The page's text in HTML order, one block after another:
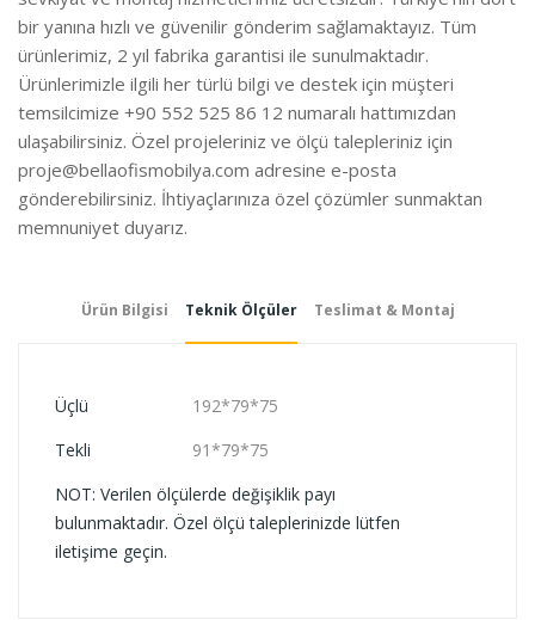
bir yanına hızlı ve güvenilir gönderim sağlamaktayız. Tüm
ürünlerimiz, 2 yıl fabrika garantisi ile sunulmaktadır.
Ürünlerimizle ilgili her türlü bilgi ve destek için müşteri
temsilcimize +90 552 525 86 12 numaralı hattımızdan
ulaşabilirsiniz. Özel projeleriniz ve ölçü talepleriniz için
proje@bellaofismobilya.com adresine e-posta
gönderebilirsiniz. İhtiyaçlarınıza özel çözümler sunmaktan
memnuniyet duyarız.
Ürün Bilgisi Teknik Ölçüler Teslimat & Montaj
Üçlü
192*79*75
Tekli
91*79*75
NOT: Verilen ölçülerde değişiklik payı
bulunmaktadır. Özel ölçü taleplerinizde lütfen
iletişime geçin.